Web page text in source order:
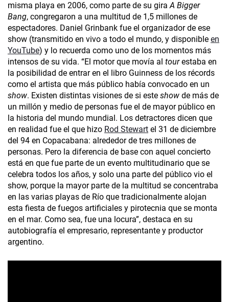
misma playa en 2006, como parte de su giraA Bigger
Bang, congregaron a una multitud de 1,5 millones de
espectadores. Daniel Grinbank fue el organizador de ese
show (transmitido en vivo a todo el mundo, y disponible en
YouTube) y lo recuerda como uno de los momentos más
intensos de su vida. “El motor que movía al tourestaba en
la posibilidad de entrar en el libro Guinness de los récords
como el artista que más público había convocado en un
show. Existen distintas visiones de si este show de más de
un millón y medio de personas fue el de mayor público en
la historia del mundo mundial. Los detractores dicen que
en realidad fue el que hizo Rod Stewart el 31 de diciembre
del 94 en Copacabana: alrededor de tres millones de
personas. Pero la diferencia de base con aquel concierto
está en que fue parte de un evento multitudinario que se
celebra todos los años, y solo una parte del público vio el
show, porque la mayor parte de la multitud se concentraba
en las varias playas de Río que tradicionalmente alojan
esta fiesta de fuegos artificiales y pirotecnia que se monta
en el mar. Como sea, fue una locura”, destaca en su
autobiografía el empresario, representante y productor
argentino.